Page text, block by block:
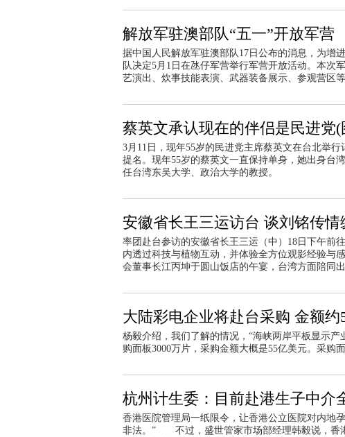
解放军驻澳部队“五一”开放军营
据中国人民解放军驻澳部队17日公布的消息，为增
队决定5月1日在氹仔军营举行军营开放活动。本次
艺演出、炊事技能表演、武器装备展示、参观营区等
蔡英文承认现在的伴侣是民进党(
3月11日，现年55岁的民进党主席蔡英文在台北举
提名。现年55岁的蔡英文一直保持单身，她出身台
任台湾东吴大学、政治大学的教授。
安徽省长王三运访台 谈刘铭传情
率团赴台参访的安徽省长王三运（中）18日下午前
内透过科技与植物互动，并体验全方位观影经验与
会董事长江丙坤于圆山饭店的午宴，台湾方面陪同
大陆彩电企业将赴台采购 金额约
杨毅介绍，我们了解的情况，“海峡两岸平板显示
购面板3000万片，采购金额大概是55亿美元。采购
杭州计生委：目前赴港生子中介
香港医院管理局一纸限令，让香港公立医院对内地
非法。” 不过，盛世管家市场部经理韩毅说，香